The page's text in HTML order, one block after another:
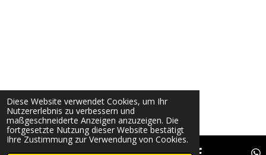
Diese Website verwendet Cookies, um Ihr
Nutzererlebnis zu verbessern und
maßgeschneiderte Anzeigen anzuzeigen. Die
fortgesetzte Nutzung dieser Website bestätigt
Ihre Zustimmung zur Verwendung von Cookies.